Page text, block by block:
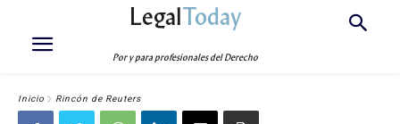
LegalToday
Por y para profesionales del Derecho
Inicio Rincón de Reuters